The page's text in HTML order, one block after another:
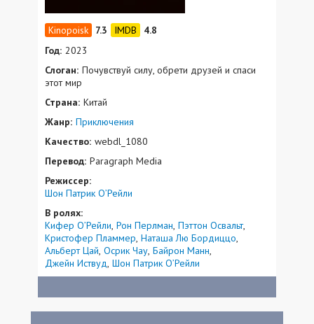
7.3
4.8
Год: 2023
Слоган: Почувствуй силу, обрети друзей и спаси
этот мир
Страна: Китай
Жанр: Приключения
Качество: webdl_1080
Перевод: Paragraph Media
Режиссер:
Шон Патрик О’Рейли
В ролях:
Кифер О’Рейли Рон Перлман Пэттон Освальт
Кристофер Пламмер Наташа Лю Бордиццо
Альберт Цай Осрик Чау Байрон Манн
Джейн Иствуд Шон Патрик О’Рейли